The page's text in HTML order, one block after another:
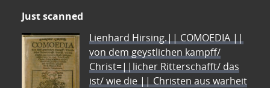
Just scanned
Lienhard Hirsing.|| COMOEDIA ||
von dem geystlichen kampff/
Christ=||licher Ritterschafft/ das
ist/ wie die || Christen aus warheit